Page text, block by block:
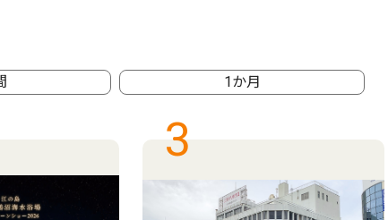
1か月
3